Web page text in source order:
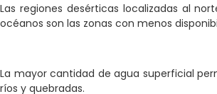
Las regiones desérticas localizadas al
océanos son las zonas con menos
La mayor cantidad de agua superficial
ríos y quebradas.